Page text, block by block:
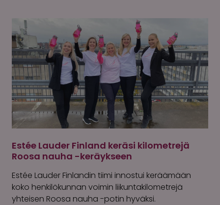
Estée Lauder Finland keräsi kilometrejä
Roosa nauha -keräykseen
Estée Lauder Finlandin tiimi innostui keräämään
koko henkilökunnan voimin liikuntakilometrejä
yhteisen Roosa nauha -potin hyväksi.